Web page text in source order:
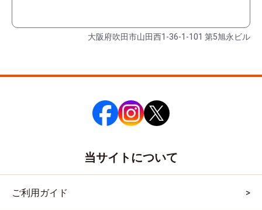
大阪府吹田市山田西1-36-1-101 第5旭永ビル
当サイトについて
ご利用ガイド